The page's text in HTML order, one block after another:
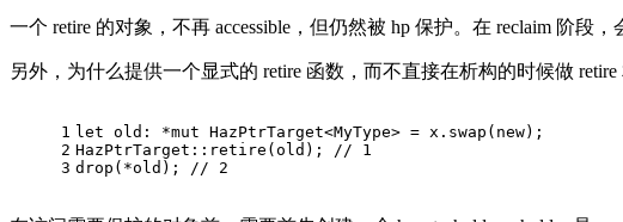
一个 retire 的对象，不再 accessible，但仍然被 hp 保护。在 reclaim 阶段
另外，为什么提供一个显式的 retire 函数，而不直接在析构的时候做
1
2
3
let old: *mut HazPtrTarget<MyType> = x.swap(new);
HazPtrTarget::retire(old);
// 1
drop (*old); // 2